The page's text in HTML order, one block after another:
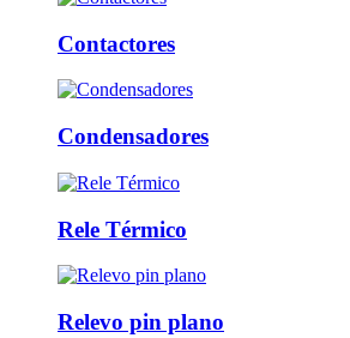
Contactores
Condensadores
Rele Térmico
Relevo pin plano